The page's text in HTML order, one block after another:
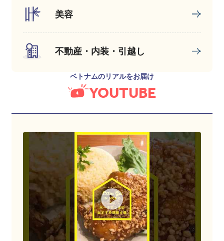
美容
不動産・内装・引越し
ベトナムのリアルをお届け
YOUTUBE